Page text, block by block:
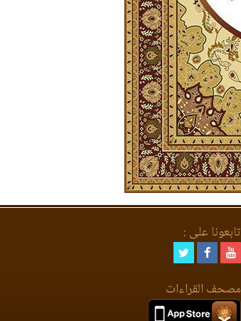
تابعونا على :
مصحف القراءات